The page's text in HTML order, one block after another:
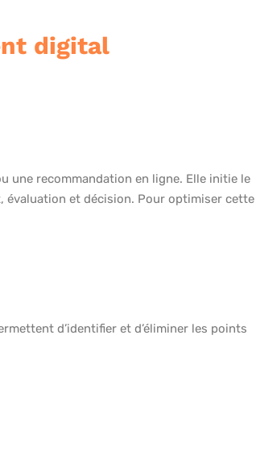
digital
une recommandation en ligne. Elle initie le
évaluation et décision. Pour optimiser cette
d’identifier et d’éliminer les points